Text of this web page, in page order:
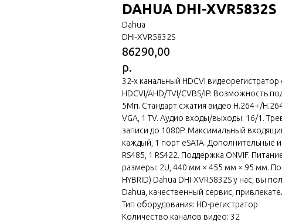
DAHUA DHI-XVR5832S
Dahua
DHI-XVR5832S
86290,00
р.
32-х канальный HDCVI
HDCVI/AHD/TVI/CVBS/IP. Возможность
5Мп. Стандарт сжатия видео H.264+/
VGA, 1 TV. Аудио входы/выходы: 16/1.
записи до 1080P. Максимальный
каждый, 1 порт eSATA. Дополнительные
RS485, 1 RS422. Поддержка ONVIF.
размеры: 2U, 440 мм × 455 мм × 95 мм.
HYBRID) Dahua DHI-XVR5832S у нас, вы
Dahua, качественный сервис,
Тип оборудования: HD-регистратор
Количество каналов видео: 32